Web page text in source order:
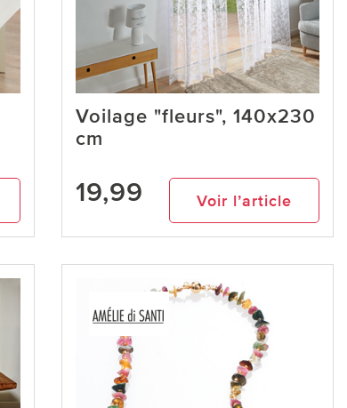
Voilage "fleurs", 140x230
cm
19,99 Voir l’article